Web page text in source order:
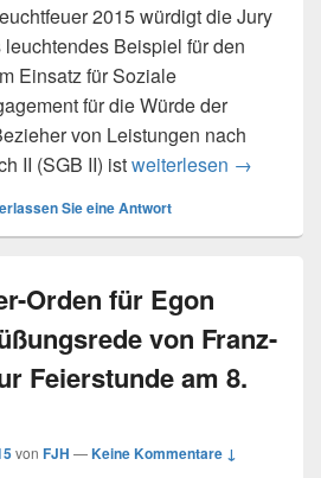
2015 würdigt die Jury
Beispiel für den
Einsatz für Soziale
für die Würde der
von Leistungen nach
II (SGB II) istweiterlesen Inge
→
Sie eine Antwort
Orden für Egon
von Franz-
Feierstunde am 8.
von FJH —Keine Kommentare ↓